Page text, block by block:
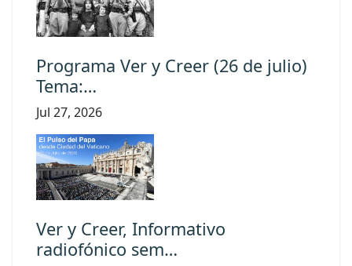
Programa Ver y Creer (26 de julio)
Tema:…
Jul 27, 2026
Ver y Creer, Informativo
radiofónico sem…